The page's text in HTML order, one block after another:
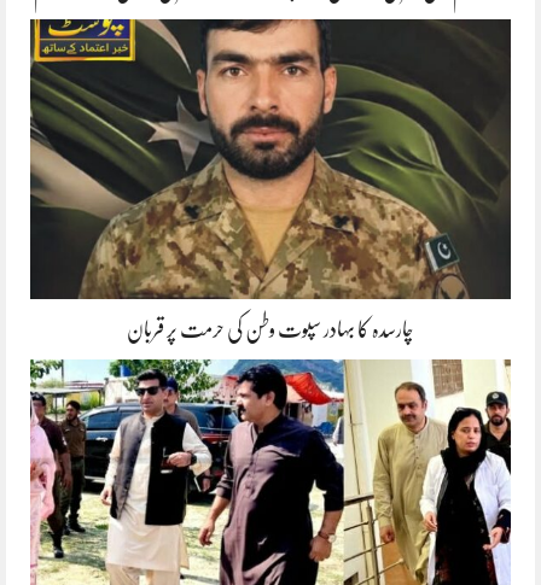
چارسدہ کا بہادر سپوت وطن کی حرمت پر قربان